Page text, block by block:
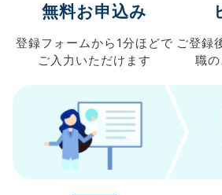
無料お申込み
登録フォームから 1分ほどで
ご入力 いただけます
ご登録
職の